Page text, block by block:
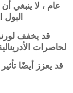
عام ، لا ينبغي
قد يخفف
لحاصرات
قد يعزز أيضًا